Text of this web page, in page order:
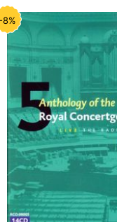
- Сибелиус:
- Уолтон: Симфония
(Эндрю Литтон /
- Типпетт: Дитя
певцы: Джесси
Кассилли, Джон
- Мартин: Концерт
(Риккардо Шайи)
- Дютийо: Концерт
виолончели (Шарль
Виолончель: Линн
- Максвелл Дэвис:
Питер Максвелл
- Шнитке: Концерты
(Риккардо Шайи)
- Turnage: Your
Дэвис / Оливер
8%